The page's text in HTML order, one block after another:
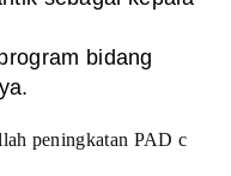
bidang
peningkatan PAD c